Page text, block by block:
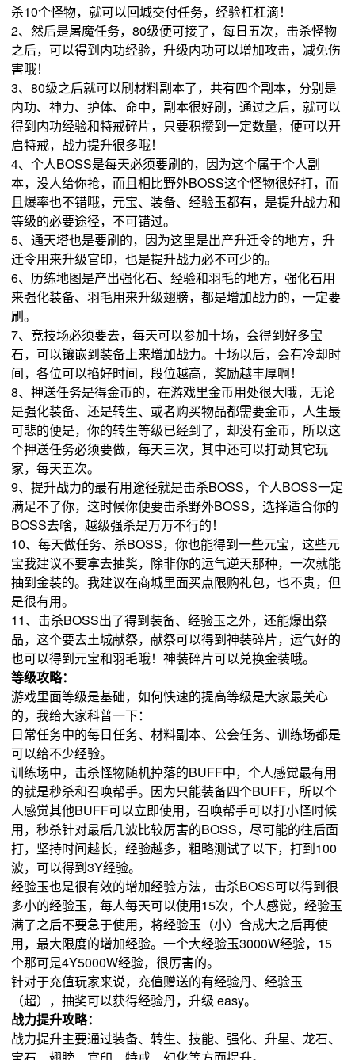
杀10个怪物，就可以回城交付任务，经验杠杠滴！
2、然后是屠魔任务，80级便可接了，每日五次，击杀怪物
之后，可以得到内功经验，升级内功可以增加攻击，减免伤
害哦！
3、80级之后就可以刷材料副本了，共有四个副本，分别是
内功、神力、护体、命中，副本很好刷，通过之后，就可以
得到内功经验和特戒碎片，只要积攒到一定数量，便可以开
启特戒，战力提升很多哦！
4、个人BOSS是每天必须要刷的，因为这个属于个人副
本，没人给你抢，而且相比野外BOSS这个怪物很好打，而
且爆率也不错哦，元宝、装备、经验玉都有，是提升战力和
等级的必要途径，不可错过。
5、通天塔也是要刷的，因为这里是出产升迁令的地方，升
迁令用来升级官印，也是提升战力必不可少的。
6、历练地图是产出强化石、经验和羽毛的地方，强化石用
来强化装备、羽毛用来升级翅膀，都是增加战力的，一定要
刷。
7、竞技场必须要去，每天可以参加十场，会得到好多宝
石，可以镶嵌到装备上来增加战力。十场以后，会有冷却时
间，各位可以掐好时间，段位越高，奖励越丰厚啊！
8、押送任务是得金币的，在游戏里金币用处很大哦，无论
是强化装备、还是转生、或者购买物品都需要金币，人生最
可悲的便是，你的转生等级已经到了，却没有金币，所以这
个押送任务必须要做，每天三次，其中还可以打劫其它玩
家，每天五次。
9、提升战力的最有用途径就是击杀BOSS，个人BOSS一定
满足不了你，这时候你便要击杀野外BOSS，选择适合你的
BOSS去啥，越级强杀是万万不行的！
10、每天做任务、杀BOSS，你也能得到一些元宝，这些元
宝我建议不要拿去抽奖，除非你的运气逆天那种，一次就能
抽到金装的。我建议在商城里面买点限购礼包，也不贵，但
是很有用。
11、击杀BOSS出了得到装备、经验玉之外，还能爆出祭
品，这个要去土城献祭，献祭可以得到神装碎片，运气好的
也可以得到元宝和羽毛哦！神装碎片可以兑换金装哦。
等级攻略：
游戏里面等级是基础，如何快速的提高等级是大家最关心
的，我给大家科普一下：
日常任务中的每日任务、材料副本、公会任务、训练场都是
可以给不少经验。
训练场中，击杀怪物随机掉落的BUFF中，个人感觉最有用
的就是秒杀和召唤帮手。因为只能装备四个BUFF，所以个
人感觉其他BUFF可以立即使用，召唤帮手可以打小怪时候
用，秒杀针对最后几波比较厉害的BOSS，尽可能的往后面
打，坚持时间越长，经验越多，粗略测试了以下，打到100
波，可以得到3Y经验。
经验玉也是很有效的增加经验方法，击杀BOSS可以得到很
多小的经验玉，每人每天可以使用15次，个人感觉，经验玉
满了之后不要急于使用，将经验玉（小）合成大之后再使
用，最大限度的增加经验。一个大经验玉3000W经验，15
个那可是4Y5000W经验，很厉害的。
针对于充值玩家来说，充值赠送的有经验丹、经验玉
（超），抽奖可以获得经验丹，升级 easy。
战力提升攻略：
战力提升主要通过装备、转生、技能、强化、升星、龙石、